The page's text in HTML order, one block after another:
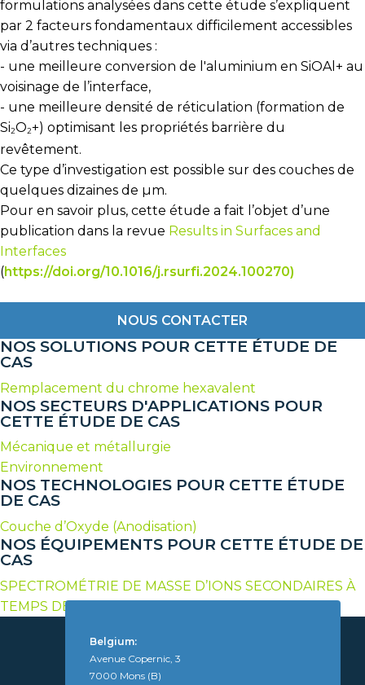
formulations analysées dans cette étude s’expliquent
par 2 facteurs fondamentaux difficilement accessibles
via d’autres techniques :
- une meilleure conversion de l'aluminium en SiOAl+ au
voisinage de l’interface,
- une meilleure densité de réticulation (formation de
Si2O2+) optimisant les propriétés barrière du
revêtement.
Ce type d’investigation est possible sur des couches de
quelques dizaines de µm.
Pour en savoir plus, cette étude a fait l’objet d’une
publication dans la revue Results in Surfaces and
Interfaces
(https://doi.org/10.1016/j.rsurfi.2024.100270)
NOUS CONTACTER
NOS SOLUTIONS POUR CETTE ÉTUDE DE
CAS
Remplacement du chrome hexavalent
NOS SECTEURS D'APPLICATIONS POUR
CETTE ÉTUDE DE CAS
Mécanique et métallurgie
Environnement
NOS TECHNOLOGIES POUR CETTE ÉTUDE
DE CAS
Couche d’Oxyde (Anodisation)
NOS ÉQUIPEMENTS POUR CETTE ÉTUDE DE
CAS
SPECTROMÉTRIE DE MASSE D’IONS SECONDAIRES À
TEMPS DE VOL (TOF-SIMS)
Belgium:
Avenue Copernic, 3
7000 Mons (B)